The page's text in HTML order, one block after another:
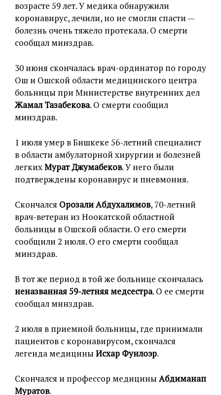
возрасте 59 лет. У медика обнаружили
коронавирус, лечили, но не смогли спасти —
болезнь очень тяжело протекала. О смерти
сообщал минздрав.
30 июня скончалась врач-ординатор по городу
Ош и Ошской области медицинского центра
больницы при Министерстве внутренних дел
Жамал Тазабекова. О смерти сообщил
минздрав.
1 июля умер в Бишкеке 56-летний специалист
в области амбулаторной хирургии и болезней
легкихМурат Джумабеков. У него были
подтверждены коронавирус и пневмония.
Скончался Орозали Абдухалимов, 70-летний
врач-ветеран из Ноокатской областной
больницы в Ошской области. О его смерти
сообщили 2 июля. О его смерти сообщал
минздрав.
В тот же период в той же больнице скончалась
неназванная 59-летняя медсестра. О ее смерти
сообщал минздрав.
2 июля в приемной больницы, где принимали
пациентов с коронавирусом, скончался
легенда медицины Исхар Фунлоэр.
Скончался и профессор медицины Абдиманап
Муратов.